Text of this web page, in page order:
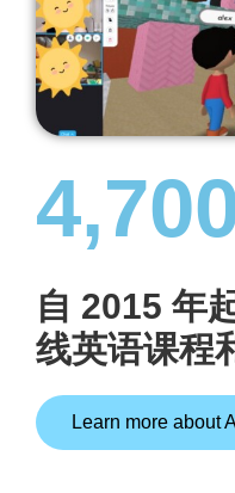
自 2015 年
线英语课程
Learn more about